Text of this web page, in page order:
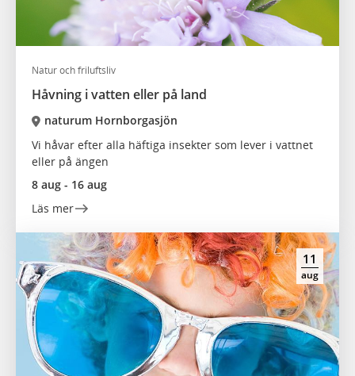
Natur och friluftsliv
Håvning i vatten eller på land
naturum Hornborgasjön
Vi håvar efter alla häftiga insekter som lever i vattnet
eller på ängen
8 aug - 16 aug
Läs mer
11
aug